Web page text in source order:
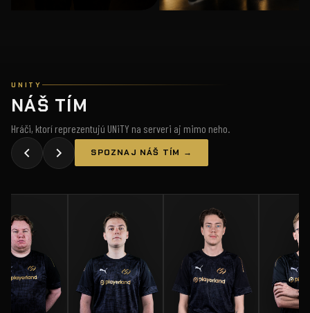
UNITY
NÁŠ TÍM
Hráči, ktorí reprezentujú UNiTY na serveri aj mimo neho.
SPOZNAJ NÁŠ TÍM →